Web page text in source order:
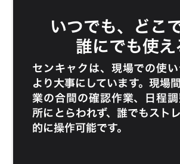
いつでも、どこ
誰にでも使え
センキャクは、現場での使
より大事にしています。現場
業の合間の確認作業、日程
所にとらわれず、誰でもスト
的に操作可能です。